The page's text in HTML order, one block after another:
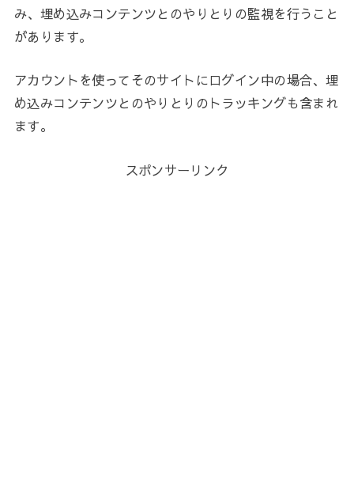
み、埋め込みコンテンツとのやりとりの監視を行うこと
があります。
アカウントを使ってそのサイトにログイン中の場合、埋
め込みコンテンツとのやりとりのトラッキングも含まれ
ます。
スポンサーリンク